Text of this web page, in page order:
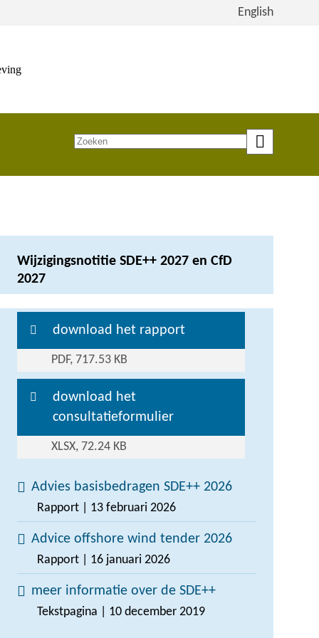
Bekijk
English
Zoeken
Wijzigingsnotitie SDE++ 2027 en CfD
2027
PDF, 717.53 KB
download het rapport
XLSX, 72.24 KB
download het
consultatieformulier
Rapport | 13 februari 2026
Advies basisbedragen SDE++ 2026
Rapport | 16 januari 2026
Advice offshore wind tender 2026
Tekstpagina | 10 december 2019
meer informatie over de SDE++